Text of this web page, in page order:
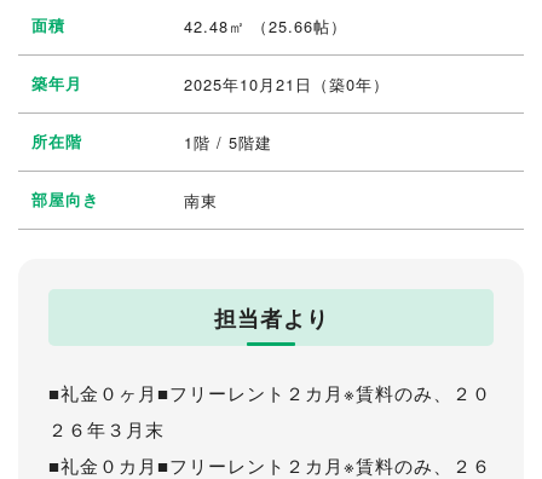
面積 42.48㎡ （25.66帖）
築年月 2025年10月21日（築0年）
所在階 1階 / 5階建
部屋向き 南東
担当者より
■礼金０ヶ月■フリーレント２カ月※賃料のみ、２０
２６年３月末
■礼金０カ月■フリーレント２カ月※賃料のみ、２６